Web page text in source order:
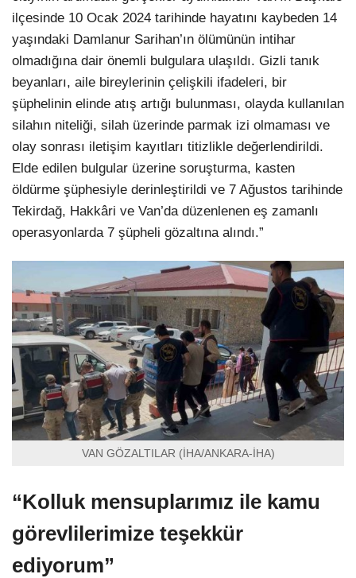
ilçesinde 10 Ocak 2024 tarihinde hayatını kaybeden 14
yaşındaki Damlanur Sarihan’ın ölümünün intihar
olmadığına dair önemli bulgulara ulaşıldı. Gizli tanık
beyanları, aile bireylerinin çelişkili ifadeleri, bir
şüphelinin elinde atış artığı bulunması, olayda kullanılan
silahın niteliği, silah üzerinde parmak izi olmaması ve
olay sonrası iletişim kayıtları titizlikle değerlendirildi.
Elde edilen bulgular üzerine soruşturma, kasten
öldürme şüphesiyle derinleştirildi ve 7 Ağustos tarihinde
Tekirdağ, Hakkâri ve Van’da düzenlenen eş zamanlı
operasyonlarda 7 şüpheli gözaltına alındı.”
VAN GÖZALTILAR (İHA/ANKARA-İHA)
“Kolluk mensuplarımız ile kamu
görevlilerimize teşekkür
ediyorum”